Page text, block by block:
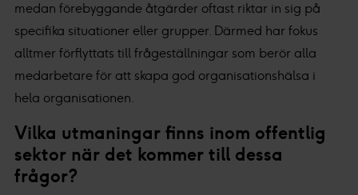
medan förebyggande åtgärder oftast riktar in sig på
specifika situationer eller grupper. Därmed har fokus
alltmer förflyttats till frågeställningar som berör alla
medarbetare för att skapa god organisationshälsa i
hela organisationen.
Vilka utmaningar finns inom offentlig
sektor när det kommer till dessa
frågor?